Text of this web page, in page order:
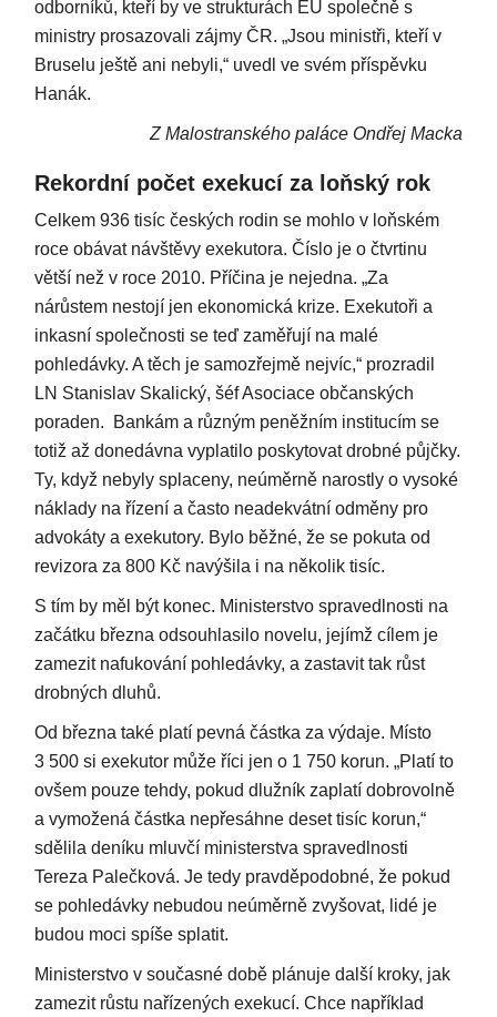
odborníků, kteří by ve strukturách EU společně s
ministry prosazovali zájmy ČR. „Jsou ministři, kteří v
Bruselu ještě ani nebyli,“ uvedl ve svém příspěvku
Hanák.
Z Malostranského paláce Ondřej Macka
Rekordní počet exekucí za loňský rok
Celkem 936 tisíc českých rodin se mohlo v loňském
roce obávat návštěvy exekutora. Číslo je o čtvrtinu
větší než v roce 2010. Příčina je nejedna. „Za
nárůstem nestojí jen ekonomická krize. Exekutoři a
inkasní společnosti se teď zaměřují na malé
pohledávky. A těch je samozřejmě nejvíc,“ prozradil
LN Stanislav Skalický, šéf Asociace občanských
poraden. Bankám a různým peněžním institucím se
totiž až donedávna vyplatilo poskytovat drobné půjčky.
Ty, když nebyly splaceny, neúměrně narostly o vysoké
náklady na řízení a často neadekvátní odměny pro
advokáty a exekutory. Bylo běžné, že se pokuta od
revizora za 800 Kč navýšila i na několik tisíc.
S tím by měl být konec. Ministerstvo spravedlnosti na
začátku března odsouhlasilo novelu, jejímž cílem je
zamezit nafukování pohledávky, a zastavit tak růst
drobných dluhů.
Od března také platí pevná částka za výdaje. Místo
3 500 si exekutor může říci jen o 1 750 korun. „Platí to
ovšem pouze tehdy, pokud dlužník zaplatí dobrovolně
a vymožená částka nepřesáhne deset tisíc korun,“
sdělila deníku mluvčí ministerstva spravedlnosti
Tereza Palečková. Je tedy pravděpodobné, že pokud
se pohledávky nebudou neúměrně zvyšovat, lidé je
budou moci spíše splatit.
Ministerstvo v současné době plánuje další kroky, jak
zamezit růstu nařízených exekucí. Chce například